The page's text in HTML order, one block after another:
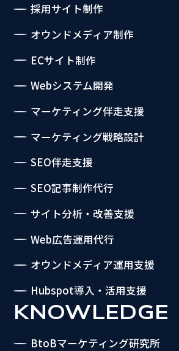
採用サイト制作
オウンドメディア制作
ECサイト制作
Webシステム開発
マーケティング伴走支援
マーケティング戦略設計
SEO伴走支援
SEO記事制作代行
サイト分析・改善支援
Web広告運用代行
オウンドメディア運用支援
Hubspot導入・活用支援
KNOWLEDGE
BtoBマーケティング研究所